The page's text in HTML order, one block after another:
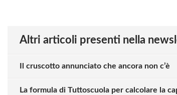
Altri articoli presenti nella
Il cruscotto annunciato che ancora non c’è
La formula di Tuttoscuola per calcolare la
oppure accedi via